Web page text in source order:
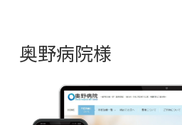
奥野病院様